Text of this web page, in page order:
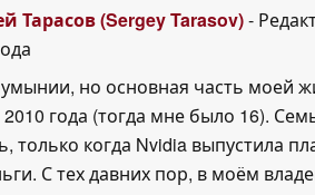
Тарасов (Sergey Tarasov)-
но основная часть моей
года (тогда мне было 16).
только когда Nvidia выпустила
С тех давних пор, в моём